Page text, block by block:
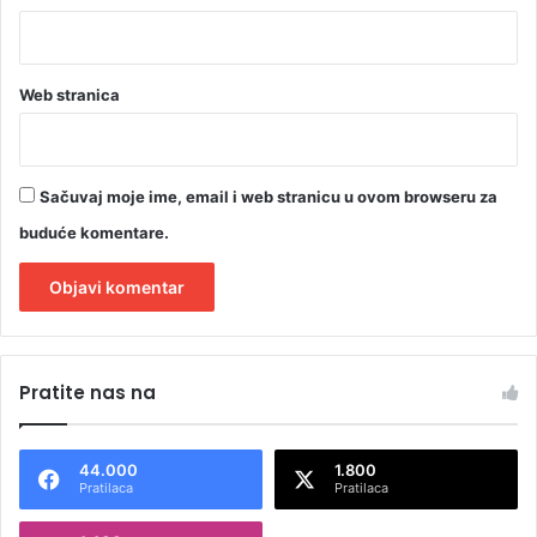
Web stranica
Sačuvaj moje ime, email i web stranicu u ovom browseru za
buduće komentare.
t
n
Pratite nas na
44.000
Pratilaca
1.800
Pratilaca